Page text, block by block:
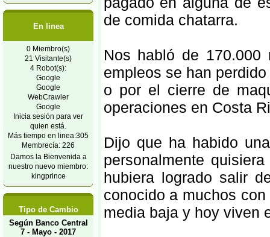
En linea
0 Miembro(s)
21 Visitante(s)
4 Robot(s):
Google
Google
WebCrawler
Google
Inicia sesión para ver
quien está.
Más tiempo en linea:305
Membrecía: 226
Damos la Bienvenida a
nuestro nuevo miembro:
kingprince
Tipo de Cambio
Según Banco Central
7 - Mayo - 2017
de comida chatarra.
Nos habló de 170.000
empleos se han
o por el cierre de
operaciones en Costa
Dijo que ha habido
personalmente
hubiera logrado salir
conocido a muchos
media baja y hoy viven